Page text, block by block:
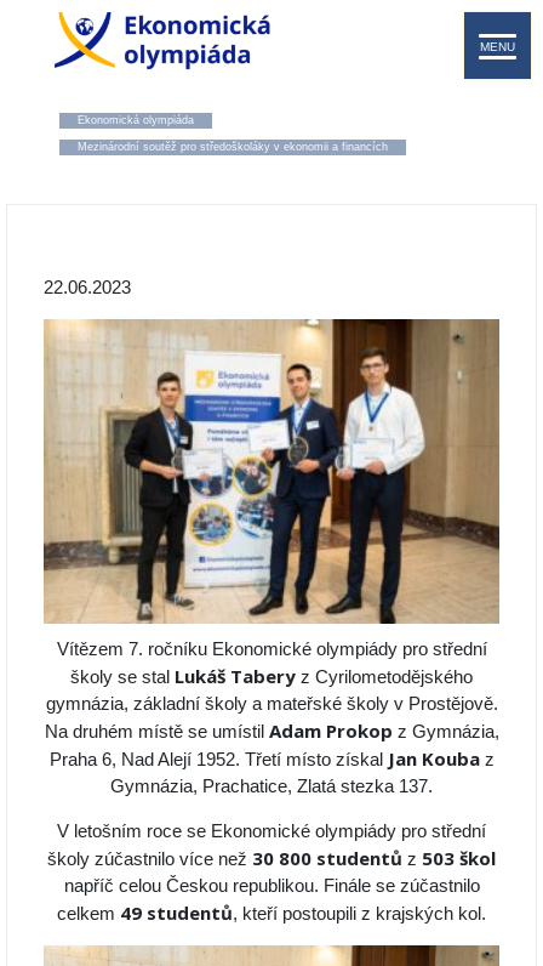
MENU
Ekonomická olympiáda
Mezinárodní soutěž pro středoškoláky v ekonomii a financích
22.06.2023
Vítězem 7. ročníku Ekonomické olympiády pro střední
školy se stal Lukáš Tabery z Cyrilometodějského
gymnázia, základní školy a mateřské školy v Prostějově.
Na druhém místě se umístil Adam Prokop z Gymnázia,
Praha 6, Nad Alejí 1952. Třetí místo získal Jan Koubaz
Gymnázia, Prachatice, Zlatá stezka 137.
V letošním roce se Ekonomické olympiády pro střední
školy zúčastnilo více než 30 800 studentů z 503 škol
napříč celou Českou republikou. Finále se zúčastnilo
celkem 49 studentů, kteří postoupili z krajských kol.